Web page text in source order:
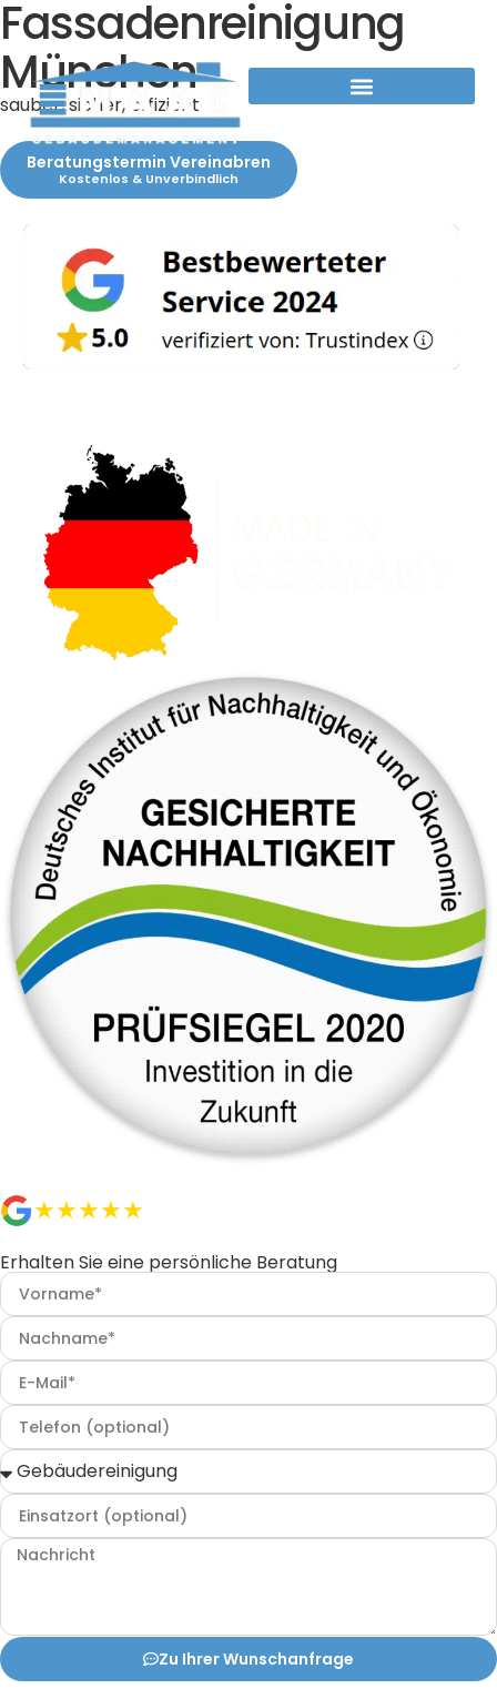
Fassadenreinigung
München
sauber, sicher, effizient
Beratungstermin Vereinabren
Kostenlos & Unverbindlich
★★★★★
Erhalten Sie eine persönliche Beratung
Zu Ihrer Wunschanfrage